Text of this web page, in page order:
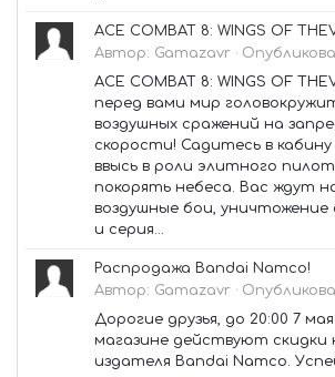
Автор: Gamazavr ·
ACE COMBAT 8: WINGS OF
перед вами мир
воздушных сражений на
скорости! Садитесь в
ввысь в роли элитного
покорять небеса. Вас ждут
воздушные бои, уничтожение
и серия...
Распродажа Bandai Namco!
Автор: Gamazavr ·
Дорогие друзья, до 20:00 7
магазине действуют скидки
издателя Bandai Namco.